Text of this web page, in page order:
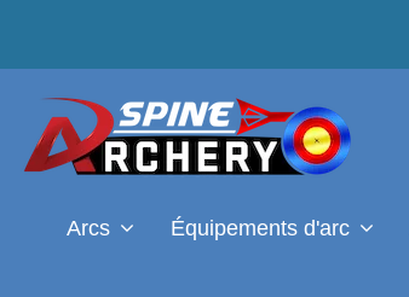
Arcs Équipements d'arc